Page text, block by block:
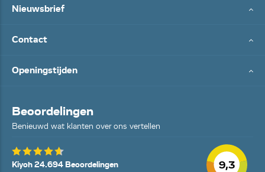
Nieuwsbrief
Contact
Openingstijden
Beoordelingen
Benieuwd wat klanten over ons vertellen
9,3
Kiyoh 24.694 Beoordelingen